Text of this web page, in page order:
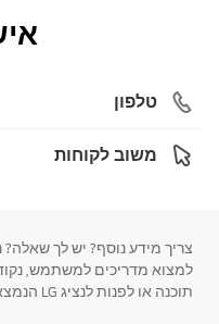
טלפון
משוב לקוחות
צריך מידע נוסף? יש לך
למצוא מדריכים למשתמש,
תוכנה או לפנות לנציג LG הנמצא במרחק קליק אחד.